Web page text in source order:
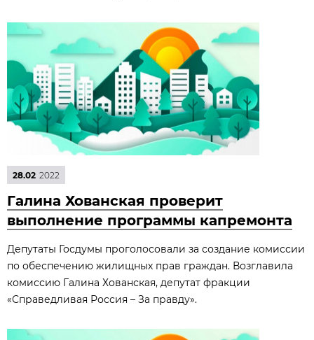
28.02 2022
Галина Хованская проверит
выполнение программы капремонта
Депутаты Госдумы проголосовали за создание комиссии
по обеспечению жилищных прав граждан. Возглавила
комиссию Галина Хованская, депутат фракции
«Справедливая Россия – За правду».